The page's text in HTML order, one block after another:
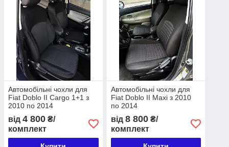
Автомобільні чохли для
Fiat Doblo II Cargo 1+1 з
2010 по 2014
від 4 800 ₴/
комплект
Автомобільні чохли для
Fiat Doblo II Maxi з 2010
по 2014
від 8 800₴/
комплект